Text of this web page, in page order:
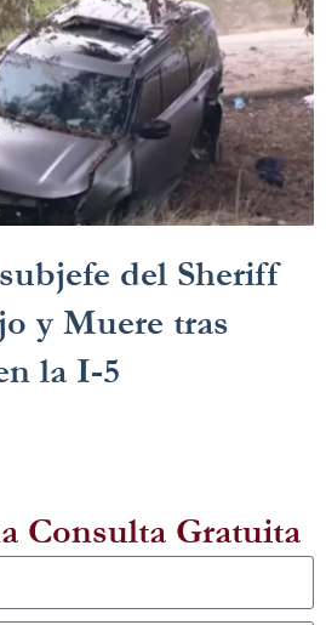
del Sheriff
y Muere tras
la I-5
Consulta Gratuita